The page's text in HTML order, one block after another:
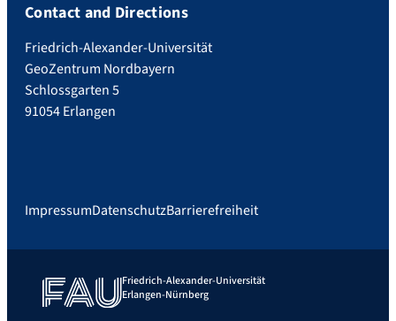
Contact and Directions
Friedrich-Alexander-Universität
GeoZentrum Nordbayern
Schlossgarten 5
91054 Erlangen
ImpressumDatenschutzBarrierefreiheit
Friedrich-Alexander-Universität
Erlangen-Nürnberg